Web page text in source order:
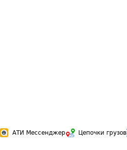
АТИ Мессенджер Цепочки грузов